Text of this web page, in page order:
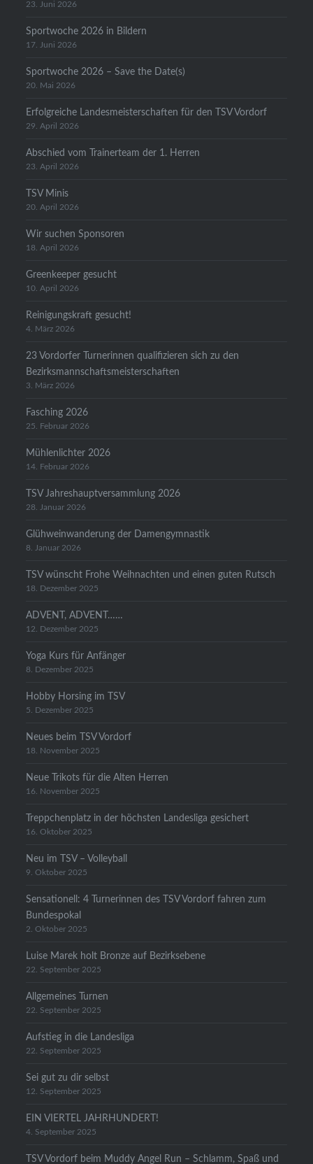
23. Juni 2026
Sportwoche 2026 in Bildern
17. Juni 2026
Sportwoche 2026 – Save the Date(s)
20. Mai 2026
Erfolgreiche Landesmeisterschaften für den TSV Vordorf
29. April 2026
Abschied vom Trainerteam der 1. Herren
23. April 2026
TSV Minis
20. April 2026
Wir suchen Sponsoren
18. April 2026
Greenkeeper gesucht
10. April 2026
Reinigungskraft gesucht!
4. März 2026
23 Vordorfer Turnerinnen qualifizieren sich zu den
Bezirksmannschaftsmeisterschaften
3. März 2026
Fasching 2026
25. Februar 2026
Mühlenlichter 2026
14. Februar 2026
TSV Jahreshauptversammlung 2026
28. Januar 2026
Glühweinwanderung der Damengymnastik
8. Januar 2026
TSV wünscht Frohe Weihnachten und einen guten Rutsch
18. Dezember 2025
ADVENT, ADVENT……
12. Dezember 2025
Yoga Kurs für Anfänger
8. Dezember 2025
Hobby Horsing im TSV
5. Dezember 2025
Neues beim TSV Vordorf
18. November 2025
Neue Trikots für die Alten Herren
16. November 2025
Treppchenplatz in der höchsten Landesliga gesichert
16. Oktober 2025
Neu im TSV – Volleyball
9. Oktober 2025
Sensationell: 4 Turnerinnen des TSV Vordorf fahren zum
Bundespokal
2. Oktober 2025
Luise Marek holt Bronze auf Bezirksebene
22. September 2025
Allgemeines Turnen
22. September 2025
Aufstieg in die Landesliga
22. September 2025
Sei gut zu dir selbst
12. September 2025
EIN VIERTEL JAHRHUNDERT!
4. September 2025
TSV Vordorf beim Muddy Angel Run – Schlamm, Spaß und